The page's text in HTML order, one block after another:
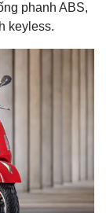
phanh ABS,
keyless.